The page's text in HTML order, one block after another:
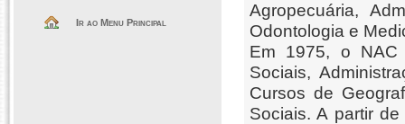
Ir ao Menu Principal
Agropecuária,
Odontologia e
Em 1975, o
Sociais,
Cursos de
Sociais. A partir